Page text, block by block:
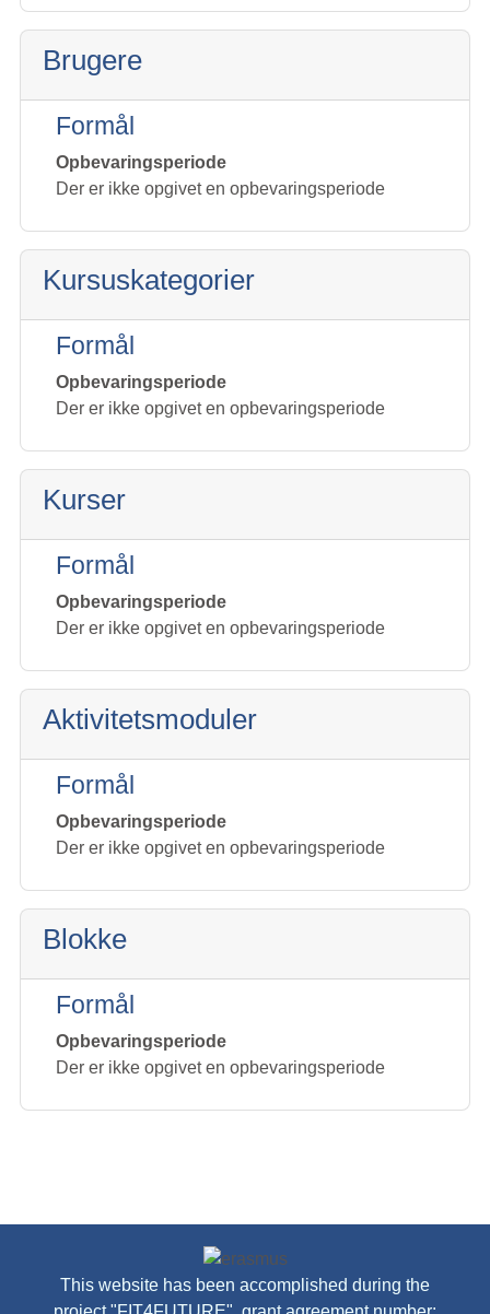
Brugere
Formål
Opbevaringsperiode
Der er ikke opgivet en opbevaringsperiode
Kursuskategorier
Formål
Opbevaringsperiode
Der er ikke opgivet en opbevaringsperiode
Kurser
Formål
Opbevaringsperiode
Der er ikke opgivet en opbevaringsperiode
Aktivitetsmoduler
Formål
Opbevaringsperiode
Der er ikke opgivet en opbevaringsperiode
Blokke
Formål
Opbevaringsperiode
Der er ikke opgivet en opbevaringsperiode
This website has been accomplished during the